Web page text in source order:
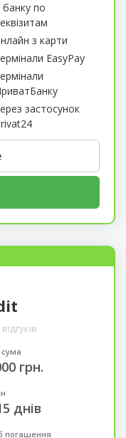
банку по
з карти
EasyPay
застосунок
грн.
днів
погашення